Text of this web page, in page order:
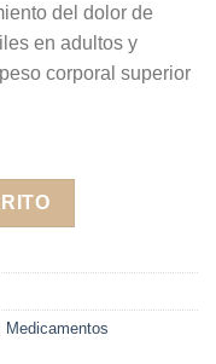
del dolor de
en adultos y
corporal superior
Medicamentos